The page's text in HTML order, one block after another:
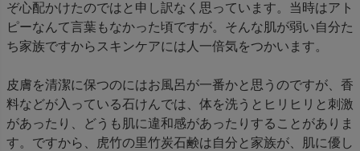
ぞ心配かけたのではと申し訳なく思っています。当時はアト
ピーなんて言葉もなかった頃ですが。そんな肌が弱い自分た
ち家族ですからスキンケアには人一倍気をつかいます。
皮膚を清潔に保つのにはお風呂が一番かと思うのですが、香
料などが入っている石けんでは、体を洗うとヒリヒリと刺激
があったり、どうも肌に違和感があったりすることがありま
す。ですから、虎竹の里竹炭石鹸は自分と家族が、肌に優し